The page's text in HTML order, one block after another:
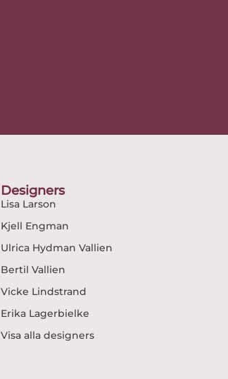
Designers
Lisa Larson
Kjell Engman
Ulrica Hydman Vallien
Bertil Vallien
Vicke Lindstrand
Erika Lagerbielke
Visa alla designers